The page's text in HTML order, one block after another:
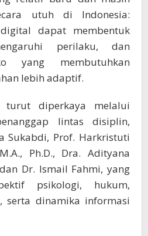
utuh di Indonesia:
dapat membentuk
perilaku, dan
yang membutuhkan
lebih adaptif.
turut diperkaya melalui
lintas disiplin,
Sukabdi, Prof. Harkristuti
Ph.D., Dra. Adityana
Dr. Ismail Fahmi, yang
psikologi, hukum,
serta dinamika informasi